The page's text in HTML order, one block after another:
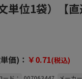
位1袋）【直
価)： ￥0.71(税込)